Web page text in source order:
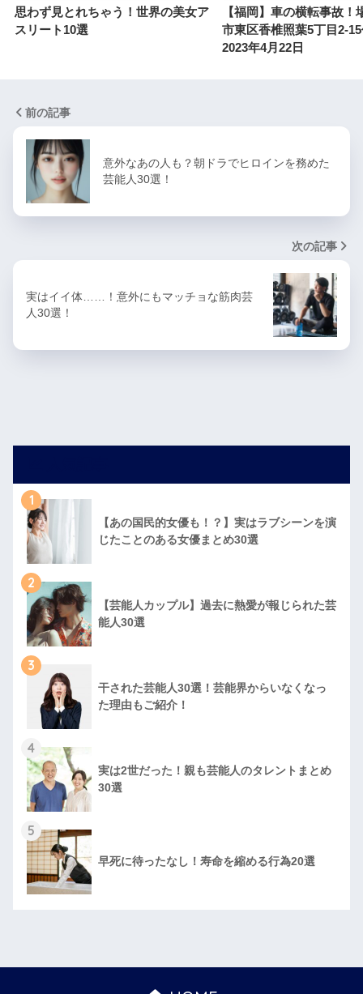
思わず見とれちゃう！世界の美女ア
スリート10選
【福岡】車の横転事故！
市東区香椎照葉5丁目2-
2023年4月22日
前の記事
意外なあの人も？朝ドラでヒロインを務めた
芸能人30選！
次の記事
実はイイ体……！意外にもマッチョな筋肉芸
人30選！
1
【あの国民的女優も！？】実はラブシーンを演
じたことのある女優まとめ30選
2
【芸能人カップル】過去に熱愛が報じられた芸
能人30選
3
干された芸能人30選！芸能界からいなくなっ
た理由もご紹介！
4
実は2世だった！親も芸能人のタレントまとめ
30選
5
早死に待ったなし！寿命を縮める行為20選